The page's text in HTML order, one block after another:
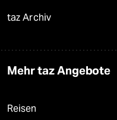
taz Archiv
Mehr taz Angebote
Reisen